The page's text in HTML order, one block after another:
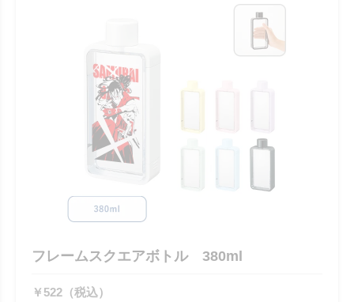
フレームスクエアボトル 380ml
￥522（税込）